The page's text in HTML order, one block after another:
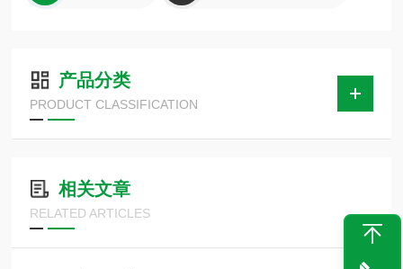
产品分类
PRODUCT CLASSIFICATION
相关文章
RELATED ARTICLES